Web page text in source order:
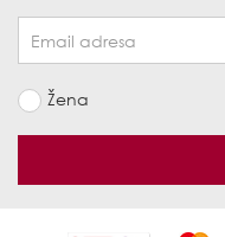
Žena